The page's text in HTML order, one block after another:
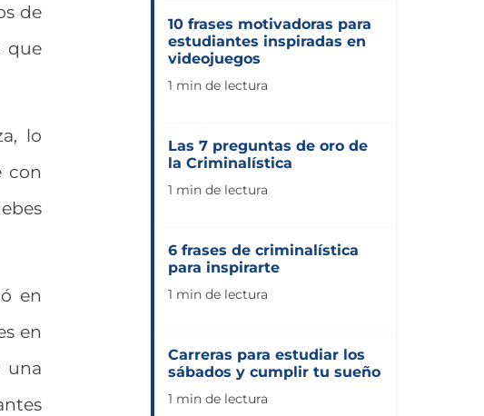
de
que
lo
con
en
en
una
10 frases motivadoras para
estudiantes inspiradas en
videojuegos
1 min de lectura
Las 7 preguntas de oro de
la Criminalística
1 min de lectura
6 frases de criminalística
para inspirarte
1 min de lectura
Carreras para estudiar los
sábados y cumplir tu sueño
1 min de lectura